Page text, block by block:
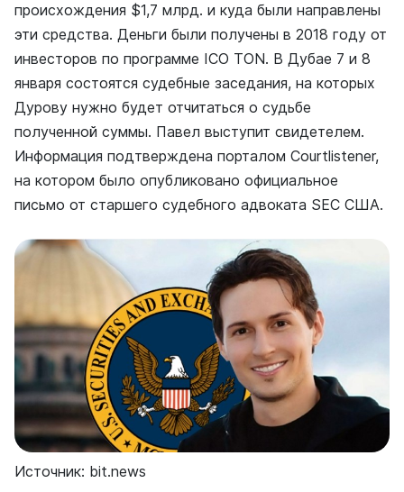
происхождения $1,7 млрд. и куда были направлены
эти средства. Деньги были получены в 2018 году от
инвесторов по программе ICO TON. В Дубае 7 и 8
января состоятся судебные заседания, на которых
Дурову нужно будет отчитаться о судьбе
полученной суммы. Павел выступит свидетелем.
Информация подтверждена порталом Courtlistener,
на котором было опубликовано официальное
письмо от старшего судебного адвоката SEC США.
Источник: bit.news